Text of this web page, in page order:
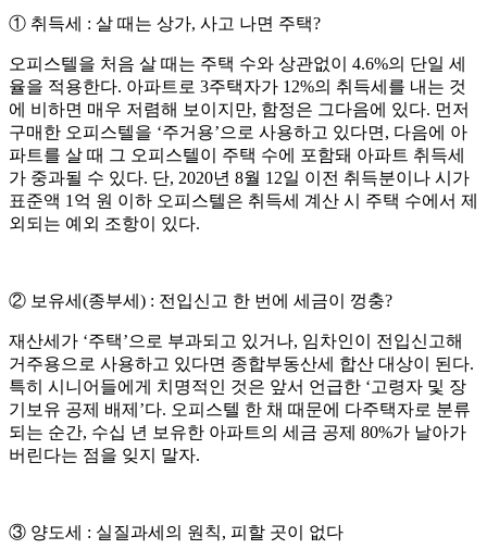
① 취득세 : 살 때는 상가, 사고 나면 주택?
오피스텔을 처음 살 때는 주택 수와 상관없이 4.6%의 단일 세
율을 적용한다. 아파트로 3주택자가 12%의 취득세를 내는 것
에 비하면 매우 저렴해 보이지만, 함정은 그다음에 있다. 먼저
구매한 오피스텔을 ‘주거용’으로 사용하고 있다면, 다음에 아
파트를 살 때 그 오피스텔이 주택 수에 포함돼 아파트 취득세
가 중과될 수 있다. 단, 2020년 8월 12일 이전 취득분이나 시가
표준액 1억 원 이하 오피스텔은 취득세 계산 시 주택 수에서 제
외되는 예외 조항이 있다.
② 보유세(종부세) : 전입신고 한 번에 세금이 껑충?
재산세가 ‘주택’으로 부과되고 있거나, 임차인이 전입신고해
거주용으로 사용하고 있다면 종합부동산세 합산 대상이 된다.
특히 시니어들에게 치명적인 것은 앞서 언급한 ‘고령자 및 장
기보유 공제 배제’다. 오피스텔 한 채 때문에 다주택자로 분류
되는 순간, 수십 년 보유한 아파트의 세금 공제 80%가 날아가
버린다는 점을 잊지 말자.
③ 양도세 : 실질과세의 원칙, 피할 곳이 없다